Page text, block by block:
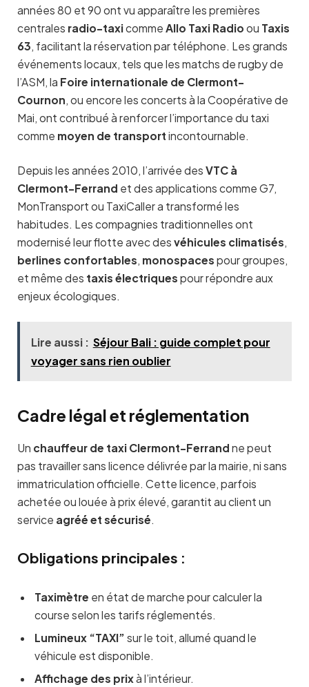
années 80 et 90 ont vu apparaître les premières
centrales radio-taxicomme Allo Taxi Radio ou Taxis
63, facilitant la réservation par téléphone. Les grands
événements locaux, tels que les matchs de rugby de
l’ASM, la Foire internationale de Clermont-
Cournon, ou encore les concerts à la Coopérative de
Mai, ont contribué à renforcer l’importance du taxi
comme moyen de transport incontournable.
Depuis les années 2010, l’arrivée des VTC à
Clermont-Ferrand et des applications comme G7,
MonTransport ou TaxiCaller a transformé les
habitudes. Les compagnies traditionnelles ont
modernisé leur flotte avec des véhicules climatisés,
berlines confortables, monospaces pour groupes,
et même des taxis électriques pour répondre aux
enjeux écologiques.
Lire aussi : Séjour Bali : guide complet pour
voyager sans rien oublier
Cadre légal et réglementation
Un chauffeur de taxi Clermont-Ferrand ne peut
pas travailler sans licence délivrée par la mairie, ni sans
immatriculation officielle. Cette licence, parfois
achetée ou louée à prix élevé, garantit au client un
service agréé et sécurisé.
Obligations principales :
Taximètre en état de marche pour calculer la
course selon les tarifs réglementés.
Lumineux “TAXI” sur le toit, allumé quand le
véhicule est disponible.
Affichage des prixà l’intérieur.